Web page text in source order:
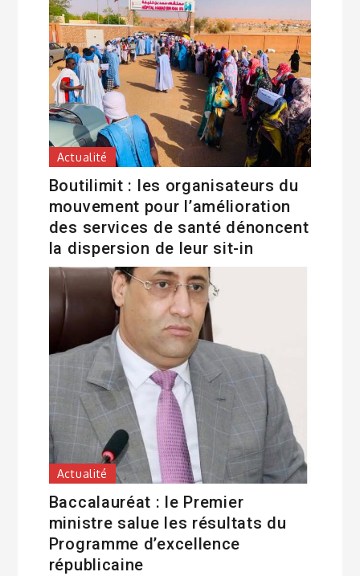
Actualité
Boutilimit : les organisateurs du
mouvement pour l’amélioration
des services de santé dénoncent
la dispersion de leur sit-in
Actualité
Baccalauréat : le Premier
ministre salue les résultats du
Programme d’excellence
républicaine